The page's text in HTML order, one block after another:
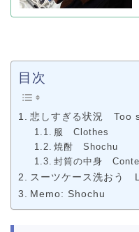
目次
悲しすぎる状況 Too
服 Clothes
焼酎 Shochu
封筒の中身
スーツケース洗おう
Memo: Shochu